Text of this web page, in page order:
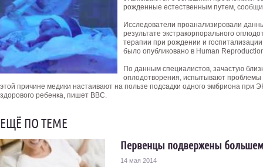
рожденные естественным путем,
Исследователи проанализировали
результате экстракорпорального
терапии при рождении и
было опубликовано в Human
По данным специалистов, зачастую
оплодотворения, испытывают проблемы
этой причине медики настаивают на пользе подсадки одного эмбриона при
здорового ребенка, пишет ВВС.
ЕЩЁ ПО ТЕМЕ
Первенцы подвержены
14 мая 2014